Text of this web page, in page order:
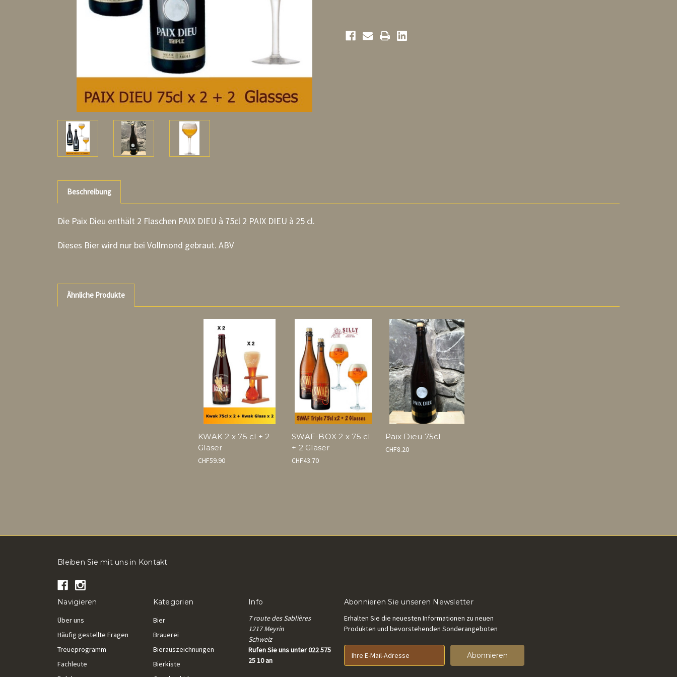
Beschreibung
Die Paix Dieu enthält 2 Flaschen PAIX DIEU à 75cl 2 PAIX DIEU à 25 cl.
Dieses Bier wird nur bei Vollmond gebraut. ABV
Ähnliche Produkte
KWAK 2 x 75 cl + 2
Gläser
CHF59.90
SWAF-BOX 2 x 75 cl
+ 2 Gläser
CHF43.70
Paix Dieu 75cl
CHF8.20
Bleiben Sie mit uns in Kontakt
Navigieren
Über uns
Häufig gestellte Fragen
Treueprogramm
Fachleute
Kategorien
Bier
Brauerei
Bierauszeichnungen
Bierkiste
Info
7 route des Sablières
1217 Meyrin
Schweiz
Rufen Sie uns unter 022 575
25 10 an
Abonnieren Sie unseren Newsletter
Erhalten Sie die neuesten Informationen zu neuen
Produkten und bevorstehenden Sonderangeboten
E